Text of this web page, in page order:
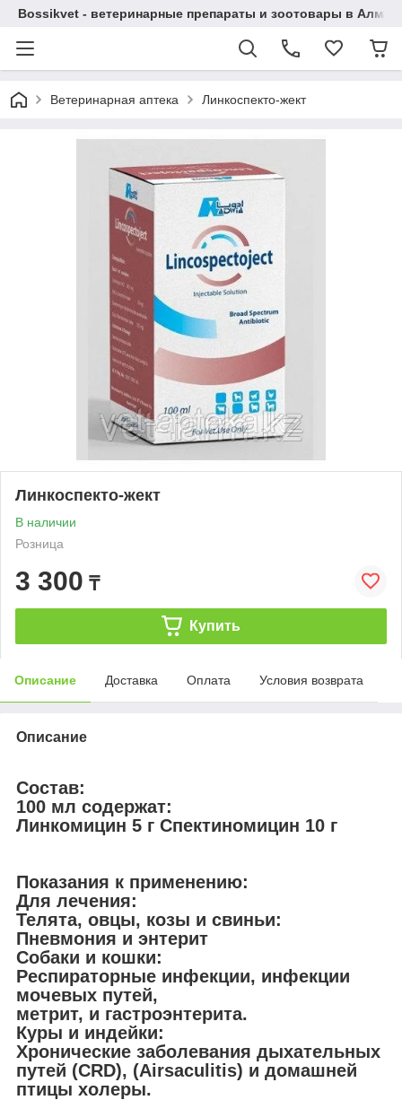
Bossikvet - ветеринарные препараты и зоотовары в
Ветеринарная аптека Линкоспекто-жект
Линкоспекто-жект
В наличии
Розница
3 300 ₸
Купить
Описание Доставка Оплата Условия возврата
Описание
Состав:
100 мл содержат:
Линкомицин 5 г Спектиномицин 10 г
Показания к применению:
Для лечения:
Телята, овцы, козы и свиньи:
Пневмония и энтерит
Собаки и кошки:
Респираторные инфекции, инфекции
мочевых путей,
метрит, и гастроэнтерита.
Куры и индейки:
Хронические заболевания дыхательных
путей (CRD), (Airsaculitis) и домашней
птицы холеры.